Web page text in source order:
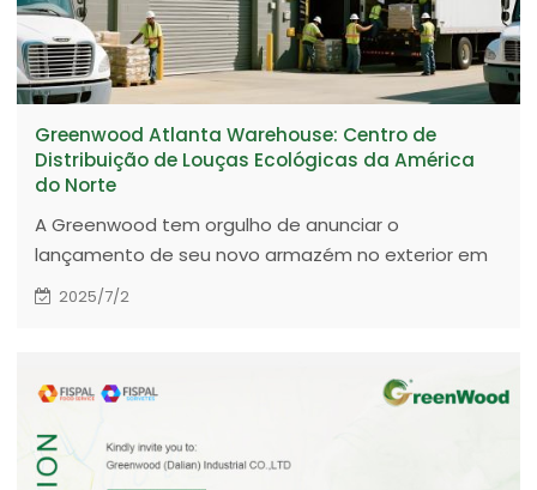
Greenwood Atlanta Warehouse: Centro de
Distribuição de Louças Ecológicas da América
do Norte
A Greenwood tem orgulho de anunciar o
lançamento de seu novo armazém no exterior em
Atlanta, EUA — um centro estratégico projetado
2025/7/2